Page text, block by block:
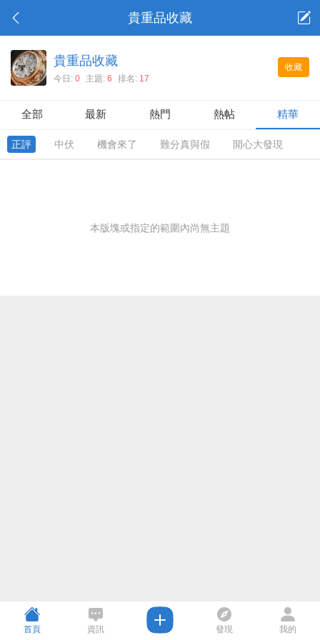
貴重品收藏
收藏
貴重品收藏
今日: 0 主題: 6 排名: 17
全部 最新 熱門 熱帖 精華
正評 中伏 機會來了 難分真與假 開心大發現
本版塊或指定的範圍內尚無主題
首頁 資訊 發現 我的